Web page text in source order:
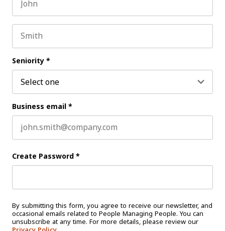
Seniority *
Business email *
Create Password *
By submitting this form, you agree to receive our newsletter, and
occasional emails related to People Managing People. You can
unsubscribe at any time. For more details, please review our